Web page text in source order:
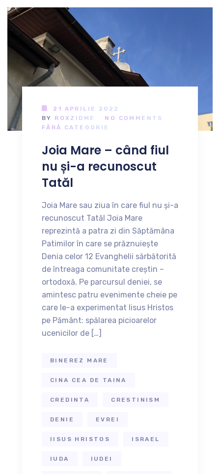
21 APRILIE 2022
BY ROXZIDME
NO COMMENTS
FĂRĂ CATEGORIE
Joia Mare – când fiul
nu și-a recunoscut
Tatăl
Joia Mare sau ziua în care fiul nu și-a
recunoscut Tatăl Joia Mare
reprezintă a patra zi din Săptămâna
Patimilor în care se prăznuiește
Denia celor 12 Evanghelii sărbătorită
de întreaga comunitate creștin –
ortodoxă. Pe parcursul deniei, se
amintesc patru evenimente cheie pe
care le-a experimentat Iisus Hristos
pe Pământ: spălarea picioarelor
ucenicilor de […]
BINEREZ MARE
CINA CEA DE TAINA
CREDINTA CRESTINISM
DENIE EVREI
IISUS HRISTOS ISRAEL
IUDA IUDEI